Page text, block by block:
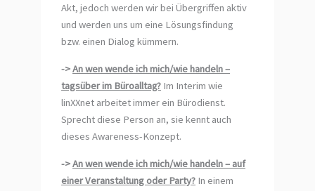
Akt, jedoch werden wir bei Übergriffen aktiv
und werden uns um eine Lösungsfindung
bzw. einen Dialog kümmern.
->An wen wende ich mich/wie handeln –
tagsüber im Büroalltag? Im Interim wie
linXXnet arbeitet immer ein Bürodienst.
Sprecht diese Person an, sie kennt auch
dieses Awareness-Konzept.
->An wen wende ich mich/wie handeln – auf
einer Veranstaltung oder Party? In einem